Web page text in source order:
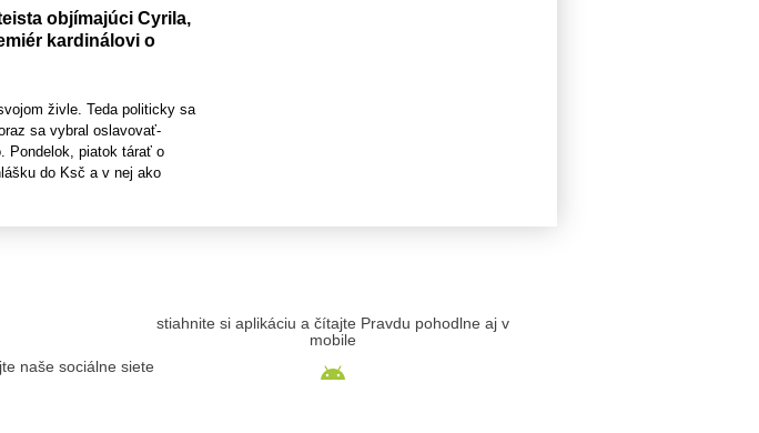
objímajúci Cyrila,
kardinálovi o
živle. Teda politicky sa
sa vybral oslavovať-
Pondelok, piatok tárať o
do Ksč a v nej ako
naše sociálne siete
stiahnite si aplikáciu a čítajte Pravdu pohodlne aj v
mobile